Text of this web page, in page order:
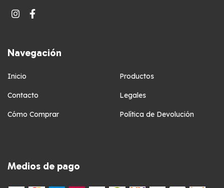
Navegación
Inicio Productos
Contacto Legales
Cómo Comprar Política de Devolución
Medios de pago